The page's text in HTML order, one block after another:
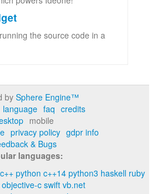
the source code in a
by Sphere Engine™
language faq credits
mobile
privacy policy gdpr info
& Bugs
languages:
c++ python c++14 python3 haskell ruby
objective-c swift vb.net